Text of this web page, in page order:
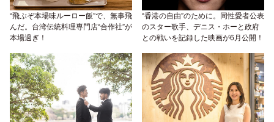
“飛ぶぞ本場味ルーロー飯”で、無事飛
んだ。台湾伝統料理専門店“合作社”が
本場過ぎ！
“香港の自由”のために。同性愛者公表
のスター歌手、デニス・ホーと政府
との戦いを記録した映画が6月公開！